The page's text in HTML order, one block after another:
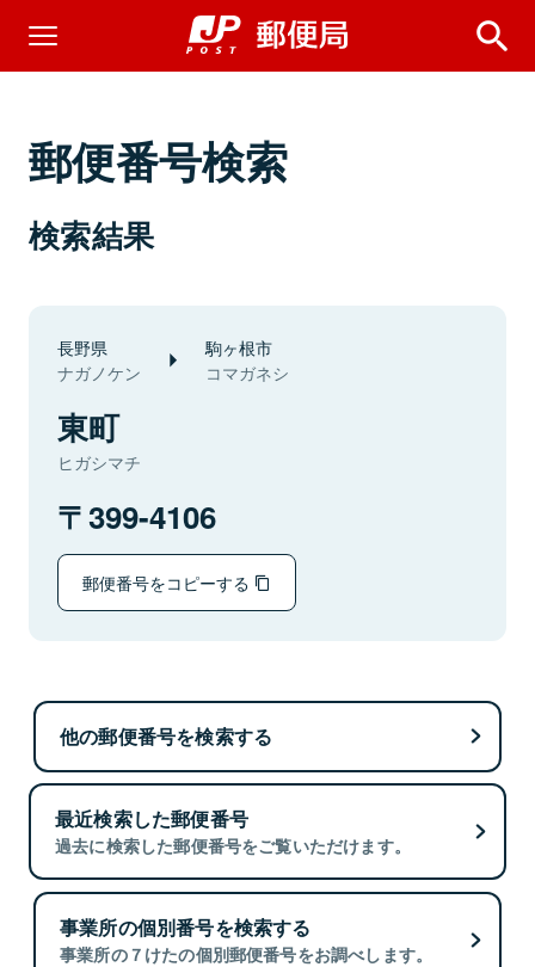
郵便番号検索
検索結果
長野県
ナガノケン
駒ヶ根市
コマガネシ
東町
ヒガシマチ
399-4106
郵便番号をコピーする
他の郵便番号を検索する
最近検索した郵便番号
過去に検索した郵便番号をご覧いただけます。
事業所の個別番号を検索する
事業所の７けたの個別郵便番号をお調べします。